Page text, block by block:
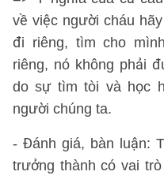
về việc người cháu
đi riêng, tìm cho
riêng, nó không phải
do sự tìm tòi và học
người chúng ta.
- Đánh giá, bàn luận:
trưởng thành có vai